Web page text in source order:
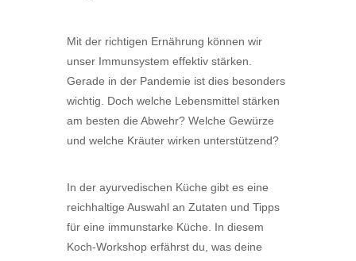
Mit der richtigen Ernährung können wir
unser Immunsystem effektiv stärken.
Gerade in der Pandemie ist dies besonders
wichtig. Doch welche Lebensmittel stärken
am besten die Abwehr? Welche Gewürze
und welche Kräuter wirken unterstützend?
In der ayurvedischen Küche gibt es eine
reichhaltige Auswahl an Zutaten und Tipps
für eine immunstarke Küche. In diesem
Koch-Workshop erfährst du, was deine